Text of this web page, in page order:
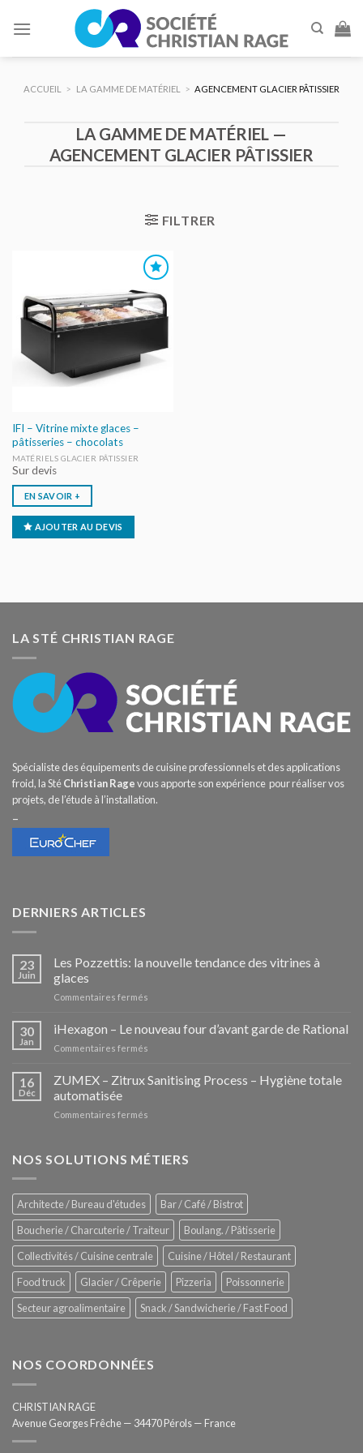
ACCUEIL > LA GAMME DE MATÉRIEL > AGENCEMENT GLACIER PÂTISSIER
LA GAMME DE MATÉRIEL —
AGENCEMENT GLACIER PÂTISSIER
FILTRER
AJOUTER
AU DEVIS
IFI – Vitrine mixte glaces –
pâtisseries – chocolats
MATÉRIELS GLACIER PÂTISSIER
Sur devis
EN SAVOIR +
AJOUTER AU DEVIS
LA STÉ CHRISTIAN RAGE
Spécialiste des équipements de cuisine professionnels et des applications
froid, la StéChristian Ragevous apporte son expérience pour réaliser vos
projets, de l’étude à l’installation.
–
DERNIERS ARTICLES
23
Juin
Les Pozzettis: la nouvelle tendance des vitrines à
glaces
Commentaires fermés
Pozzettis:
la
des
30
Jan
iHexagon – Le nouveau four d’avant garde de Rational
Commentaires fermés
–
Le
de
16
Déc
ZUMEX – Zitrux Sanitising Process – Hygiène totale
automatisée
Commentaires fermés
Zitrux
–
Hygiène
totale
automatisée
NOS SOLUTIONS MÉTIERS
Architecte / Bureau d'études
Bar / Café / Bistrot
Boucherie / Charcuterie / Traiteur
Boulang. / Pâtisserie
Collectivités / Cuisine centrale
Cuisine / Hôtel / Restaurant
Food truck
Glacier / Crêperie Pizzeria
Poissonnerie
Secteur agroalimentaire
Snack / Sandwicherie / Fast Food
NOS COORDONNÉES
CHRISTIAN RAGE
Avenue Georges Frêche — 34470 Pérols — France